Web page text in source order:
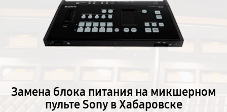
Замена блока питания на микшерном
пульте Sony в Хабаровске